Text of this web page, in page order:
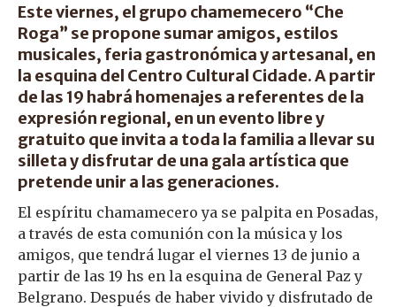
Este viernes, el grupo chamemecero “Che
Roga” se propone sumar amigos, estilos
musicales, feria gastronómica y artesanal, en
la esquina del Centro Cultural Cidade. A partir
de las 19 habrá homenajes a referentes de la
expresión regional, en un evento libre y
gratuito que invita a toda la familia a llevar su
silleta y disfrutar de una gala artística que
pretende unir a las generaciones.
El espíritu chamamecero ya se palpita en Posadas,
a través de esta comunión con la música y los
amigos, que tendrá lugar el viernes 13 de junio a
partir de las 19 hs en la esquina de General Paz y
Belgrano. Después de haber vivido y disfrutado de